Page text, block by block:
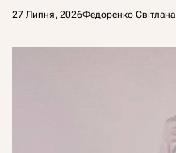
27 Липня, 2026Федоренко Світлана